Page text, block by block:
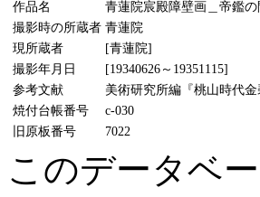
作品名
青蓮院宸殿障壁画＿帝鑑の
撮影時の所蔵者 青蓮院
現所蔵者
[青蓮院]
撮影年月日
[19340626～19351115]
参考文献
美術研究所編『桃山時代
焼付台帳番号
c-030
旧原板番号
7022
このデータベ